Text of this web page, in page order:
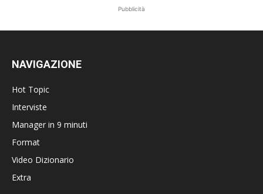
Pubblicità
NAVIGAZIONE
Hot Topic
Interviste
Manager in 9 minuti
Format
Video Dizionario
Extra